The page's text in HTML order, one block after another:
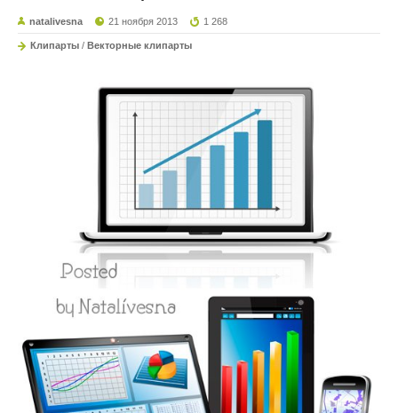
natalivesna 21 ноября 2013 1 268
Клипарты / Векторные клипарты